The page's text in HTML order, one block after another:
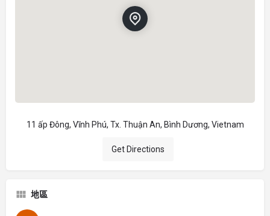
11 ấp Đông, Vĩnh Phú, Tx. Thuận An, Bình Dương, Vietnam
Get Directions
地區